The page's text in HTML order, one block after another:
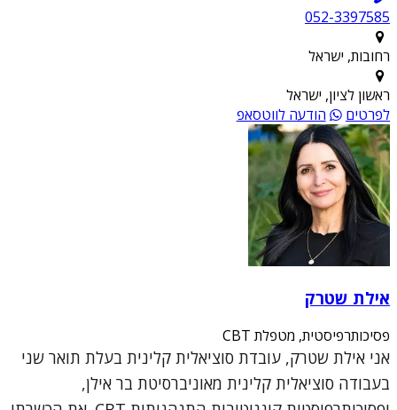
052-3397585
רחובות, ישראל
ראשון לציון, ישראל
לפרטים
הודעה לווטסאפ
אילת שטרק
פסיכותרפיסטית, מטפלת CBT
אני אילת שטרק, עובדת סוציאלית קלינית בעלת תואר שני
בעבודה סוציאלית קלינית מאוניברסיטת בר אילן,